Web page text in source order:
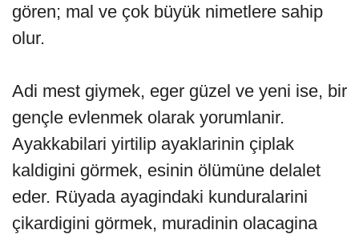
gören; mal ve çok büyük nimetlere sahip
olur.
Adi mest giymek, eger güzel ve yeni ise, bir
gençle evlenmek olarak yorumlanir.
Ayakkabilari yirtilip ayaklarinin çiplak
kaldigini görmek, esinin ölümüne delalet
eder. Rüyada ayagindaki kunduralarini
çikardigini görmek, muradinin olacagina